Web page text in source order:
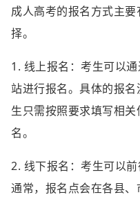
成人高考的报名方式主
择。
1. 线上报名：考生可以
站进行报名。具体的报
生只需按照要求填写相
名。
2. 线下报名：考生可以前
通常，报名点会在各县